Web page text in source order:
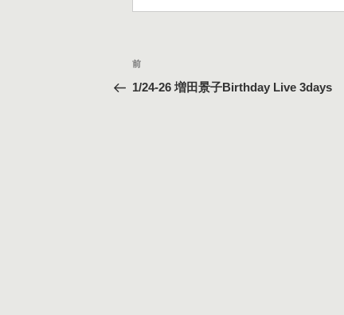
投
稿
過
去
前
1/24-26 増田景子Birthday Live 3days